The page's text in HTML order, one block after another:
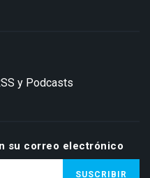
y Podcasts
su correo electrónico